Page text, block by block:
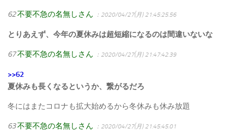
62不要不急の名無しさん ：2020/04/27(月) 21:45:25.56
とりあえず、今年の夏休みは超短縮になるのは間違いないな
67不要不急の名無しさん ：2020/04/27(月) 21:47:42.39
>>62
夏休みも長くなるというか、繋がるだろ
冬にはまたコロナも拡大始めるから冬休みも休み放題
63不要不急の名無しさん ：2020/04/27(月) 21:45:45.01